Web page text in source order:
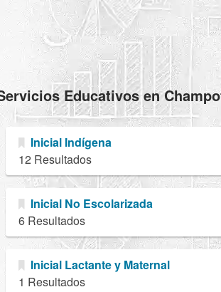
Educativos en
Inicial Indígena
12 Resultados
Inicial No Escolarizada
6 Resultados
Inicial Lactante y Maternal
1 Resultados